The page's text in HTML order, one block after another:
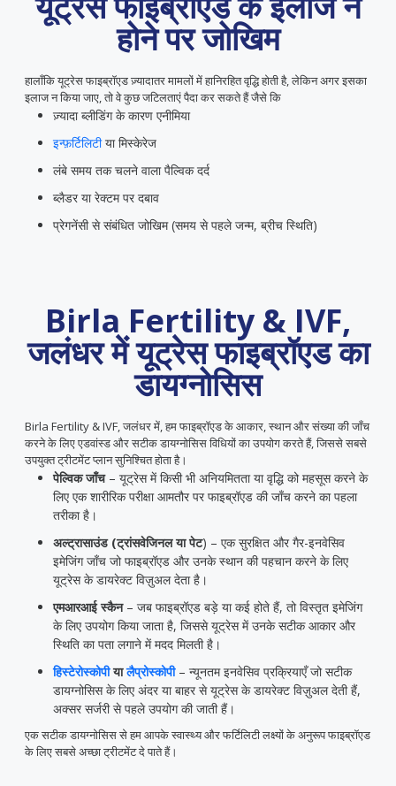
होने पर जोखिम
हालाँकि यूट्रेस फाइब्रॉएड ज़्यादातर मामलों में हानिरहित वृद्धि होती है, लेकिन अगर इसका
इलाज न किया जाए, तो वे कुछ जटिलताएं पैदा कर सकते हैं जैसे कि
ज़्यादा ब्लीडिंग के कारण एनीमिया
इन्फ़र्टिलिटीया मिस्केरेज
लंबे समय तक चलने वाला पैल्विक दर्द
ब्लैडर या रेक्टम पर दबाव
प्रेगनेंसी से संबंधित जोखिम (समय से पहले जन्म, ब्रीच स्थिति)
Birla Fertility & IVF,
जलंधर में यूट्रेस फाइब्रॉएड का
डायग्नोसिस
Birla Fertility & IVF, जलंधर में, हम फाइब्रॉएड के आकार, स्थान और संख्या की जाँच
करने के लिए एडवांस्ड और सटीक डायग्नोसिस विधियों का उपयोग करते हैं, जिससे सबसे
उपयुक्त ट्रीटमेंट प्लान सुनिश्चित होता है।
पेल्विक जाँच– यूट्रेस में किसी भी अनियमितता या वृद्धि को महसूस करने के
लिए एक शारीरिक परीक्षा आमतौर पर फाइब्रॉएड की जाँच करने का पहला
तरीका है।
अल्ट्रासाउंड (ट्रांसवेजिनल या पेट) – एक सुरक्षित और गैर-इनवेसिव
इमेजिंग जाँच जो फाइब्रॉएड और उनके स्थान की पहचान करने के लिए
यूट्रेस के डायरेक्ट विज़ुअल देता है।
एमआरआई स्कैन– जब फाइब्रॉएड बड़े या कई होते हैं, तो विस्तृत इमेजिंग
के लिए उपयोग किया जाता है, जिससे यूट्रेस में उनके सटीक आकार और
स्थिति का पता लगाने में मदद मिलती है।
हिस्टेरोस्कोपीयालैप्रोस्कोपी– न्यूनतम इनवेसिव प्रक्रियाएँ जो सटीक
डायग्नोसिस के लिए अंदर या बाहर से यूट्रेस के डायरेक्ट विज़ुअल देती हैं,
अक्सर सर्जरी से पहले उपयोग की जाती हैं।
एक सटीक डायग्नोसिस से हम आपके स्वास्थ्य और फर्टिलिटी लक्ष्यों के अनुरूप फाइब्रॉएड
के लिए सबसे अच्छा ट्रीटमेंट दे पाते हैं।